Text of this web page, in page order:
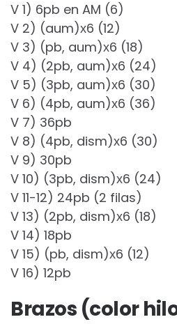
V 1) 6pb en AM (6)
V 2) (aum)х6 (12)
V 3) (pb, aum)х6 (18)
V 4) (2pb, aum)х6 (24)
V 5) (3pb, aum)х6 (30)
V 6) (4pb, aum)х6 (36)
V 7) 36pb
V 8) (4pb, dism)х6 (30)
V 9) 30pb
V 10) (3pb, dism)х6 (24)
V 11-12) 24pb (2 filas)
V 13) (2pb, dism)х6 (18)
V 14) 18pb
V 15) (pb, dism)х6 (12)
V 16) 12pb
Brazos (color